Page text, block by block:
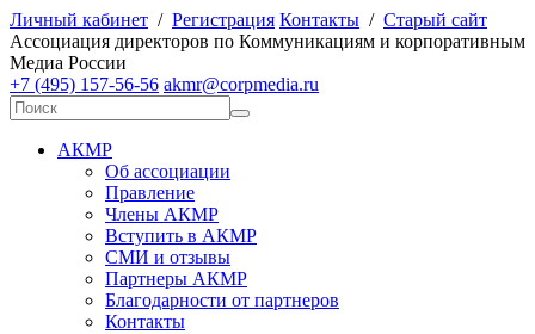
Личный кабинет / Регистрация Контакты / Старый сайт
Ассоциация директоров по Коммуникациям и корпоративным
Медиа России
+7 (495) 157-56-56 akmr@corpmedia.ru
АКМР
Об ассоциации
Правление
Члены АКМР
Вступить в АКМР
СМИ и отзывы
Партнеры АКМР
Благодарности от партнеров
Контакты